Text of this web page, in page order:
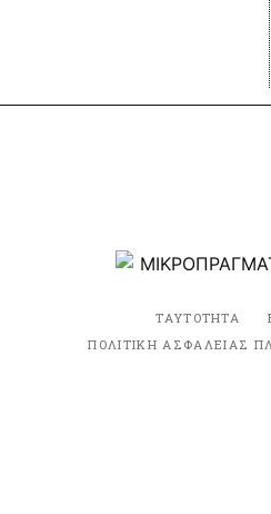
ΤΑΥΤΟΤΗΤΑ
ΠΟΛΙΤΙΚΗ ΑΣΦΑΛΕΙΑΣ